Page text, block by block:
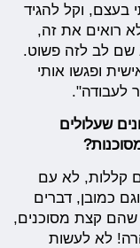
בעצם, וקל להגיד
רואים את זה,
שם לב לזה פשוט.
ופגשו אותי
לעבודה".
שעלולים
קללות, לא עם
כמובן, דברים
שהם קצת מסוכנים,
לא לעשות